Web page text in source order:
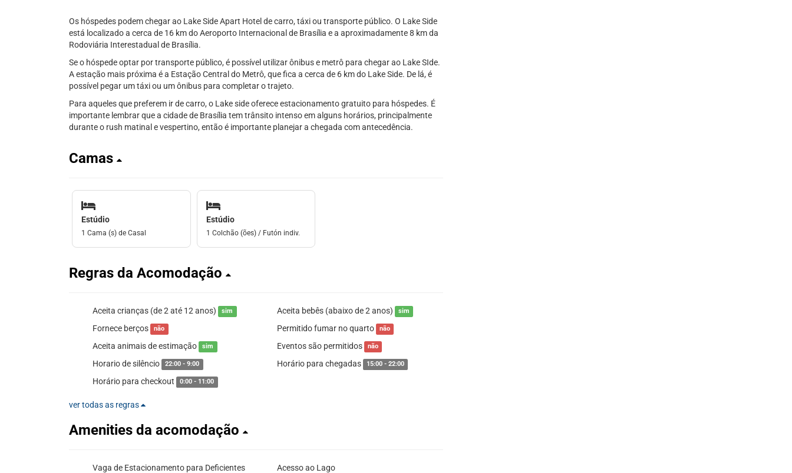
Os hóspedes podem chegar ao Lake Side Apart Hotel de carro, táxi ou transporte público. O Lake Side
está localizado a cerca de 16 km do Aeroporto Internacional de Brasília e a aproximadamente 8 km da
Rodoviária Interestadual de Brasília.
Se o hóspede optar por transporte público, é possível utilizar ônibus e metrô para chegar ao Lake SIde.
A estação mais próxima é a Estação Central do Metrô, que fica a cerca de 6 km do Lake Side. De lá, é
possível pegar um táxi ou um ônibus para completar o trajeto.
Para aqueles que preferem ir de carro, o Lake side oferece estacionamento gratuito para hóspedes. É
importante lembrar que a cidade de Brasília tem trânsito intenso em alguns horários, principalmente
durante o rush matinal e vespertino, então é importante planejar a chegada com antecedência.
Camas
Estúdio
1 Cama (s) de Casal
Estúdio
1 Colchão (ões) / Futón indiv.
Regras da Acomodação
Aceita crianças (de 2 até 12 anos) sim Aceita bebês (abaixo de 2 anos) sim
Fornece berços não Permitido fumar no quarto não
Aceita animais de estimação sim Eventos são permitidos não
Horario de silêncio 22:00 - 9:00 Horário para chegadas 15:00 - 22:00
Horário para checkout 0:00 - 11:00
ver todas as regras
Amenities da acomodação
Vaga de Estacionamento para Deficientes
Acesso ao Lago